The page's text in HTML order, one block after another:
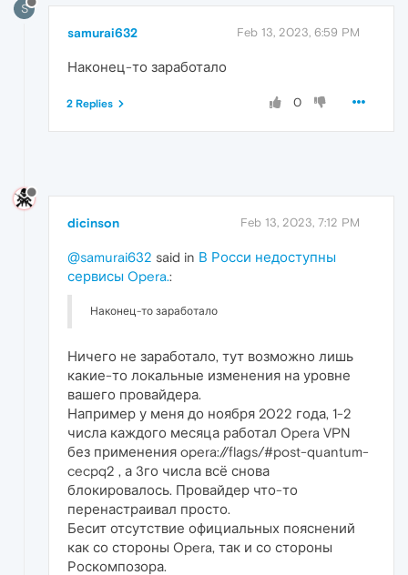
S
samurai632 Feb 13, 2023, 6:59 PM
Наконец-то заработало
0
2 Replies
dicinson Feb 13, 2023, 7:12 PM
@samurai632 said in В Росси недоступны
сервисы Opera.:
Наконец-то заработало
Ничего не заработало, тут возможно лишь
какие-то локальные изменения на уровне
вашего провайдера.
Например у меня до ноября 2022 года, 1-2
числа каждого месяца работал Opera VPN
без применения opera://flags/#post-quantum-
cecpq2 , а 3го числа всё снова
блокировалось. Провайдер что-то
перенастраивал просто.
Бесит отсутствие официальных пояснений
как со стороны Opera, так и со стороны
Роскомпозора.